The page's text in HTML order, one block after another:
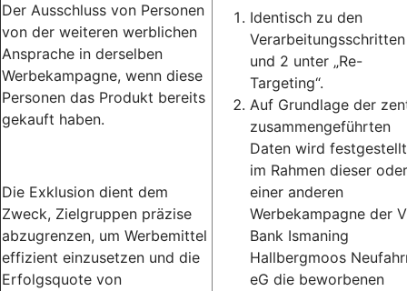
Der Ausschluss von Personen
von der weiteren werblichen
Ansprache in derselben
Werbekampagne, wenn diese
Personen das Produkt bereits
gekauft haben.
Die Exklusion dient dem
Zweck, Zielgruppen präzise
abzugrenzen, um Werbemittel
effizient einzusetzen und die
Erfolgsquote von
Identisch zu den
Verarbeitungsschritten
und 2 unter „Re-
Targeting“.
Auf Grundlage der
zusammengeführten
Daten wird
im Rahmen dieser oder
einer anderen
Werbekampagne der
Bank Ismaning
Hallbergmoos
eG die beworbenen